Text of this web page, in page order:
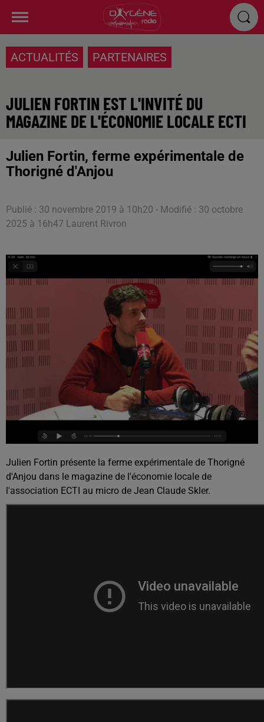
ACTUALITÉS PARTENAIRES
JULIEN FORTIN EST L'INVITÉ DU
MAGAZINE DE L'ÉCONOMIE LOCALE ECTI
Julien Fortin, ferme expérimentale de
Thorigné d'Anjou
Publié : 30 novembre 2019 à 10h20 - Modifié : 30 octobre
2025 à 16h47 Laurent Rivron
Julien Fortin présente la ferme expérimentale de Thorigné
d'Anjou dans le magazine de l'économie locale de
l'association ECTI au micro de Jean Claude Skler.